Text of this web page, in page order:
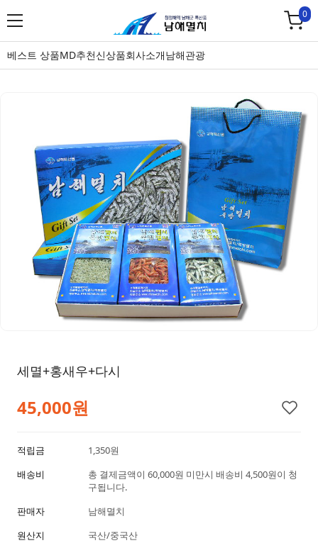
0
베스트 상품MD추천신상품회사소개남해관광
세멸+홍새우+다시
45,000원
적립금
1,350원
배송비
총 결제금액이 60,000원 미만시 배송비 4,500원이 청
구됩니다.
판매자
남해멸치
원산지
국산/중국산